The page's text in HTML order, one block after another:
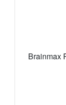
Brainmax